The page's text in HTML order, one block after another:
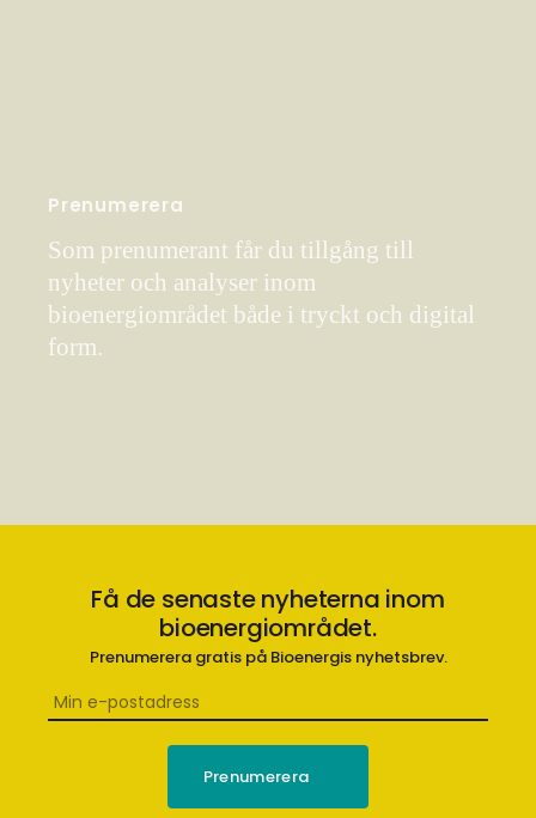
Prenumerera
Som prenumerant får du tillgång till
nyheter och analyser inom
bioenergiområdet både i tryckt och digital
form.
Få de senaste nyheterna inom
bioenergiområdet.
Prenumerera gratis på Bioenergis nyhetsbrev.